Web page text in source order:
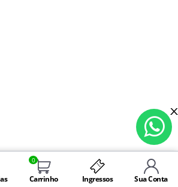
0
Carrinho Ingressos Sua Conta